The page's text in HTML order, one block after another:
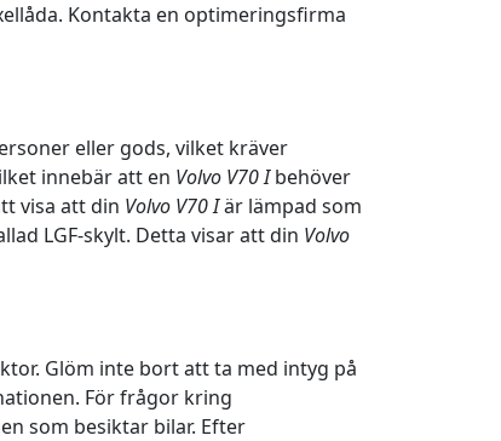
Kontakta en optimeringsfirma
eller gods, vilket kräver
innebär att en Volvo V70 Ibehöver
visa att din Volvo V70 Iär lämpad som
LGF-skylt. Detta visar att din Volvo
Glöm inte bort att ta med intyg på
För frågor kring
som besiktar bilar. Efter